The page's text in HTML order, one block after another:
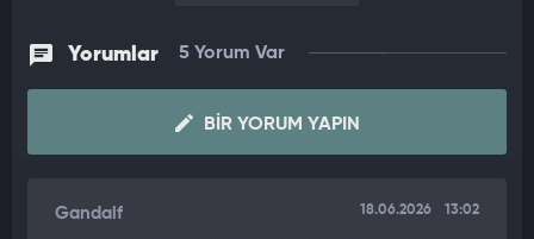
KİBAR OLMASINI İSTEDİM, KAVGA BAŞLADI
Olayın şokunu atlatamayan 14 yaşındaki çocuk, aldığı ağır
darbelere rağmen yaşadığı dehşet anlarını şu sözlerle anlattı:
takıldım ve bunun için özür diledim. Neden bana hakaret
Yorumlar 5 Yorum Var
BIR YORUM YAPIN
Gandalf 18.06.2026 13:02